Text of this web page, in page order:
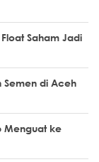
Saham Jadi
Semen di Aceh
Menguat ke